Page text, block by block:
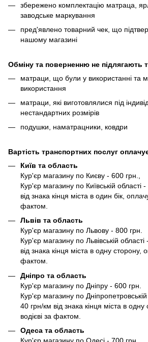
збережено комплектацію матраца,
заводське маркування
пред'явлено товарний чек, що
нашому магазині
Обміну та поверненню не підлягають
матраци, що були у використанні та
використання
матраци, які виготовлялися під
нестандартних розмірів
подушки, наматрацники, ковдри
Вартість транспортних послуг
Київ та область
Кур'єр магазину по Києву - 600 грн.,
Кур'єр магазину по Київській області
від знака кінця міста в один бік,
фактом.
Львів та область
Кур'єр магазину по Львову - 800 грн.
Кур'єр магазину по Львівській
від знака кінця міста в одну сторону,
фактом.
Дніпро та область
Кур'єр магазину по Дніпру - 600 грн.
Кур'єр магазину по
40 грн/км від знака кінця міста в
водієві за фактом.
Одеса та область